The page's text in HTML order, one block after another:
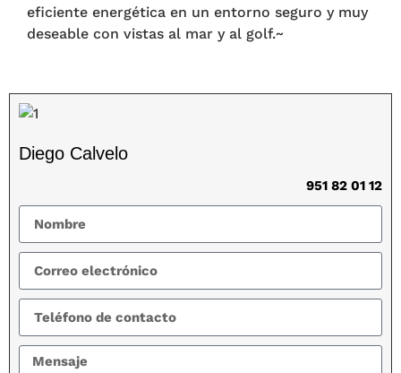
eficiente energética en un entorno seguro y muy
deseable con vistas al mar y al golf.~
Diego Calvelo
951 82 01 12